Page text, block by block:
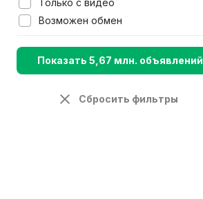
Только с видео
Возможен обмен
Показать 5,67 млн. объявлений
Сбросить фильтры